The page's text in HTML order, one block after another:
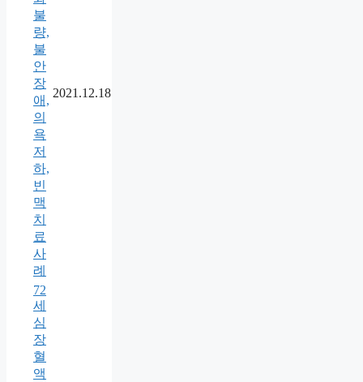
불
량,
불
안
장
애,
의
욕
저
하,
빈
맥
치
료
사
례
2021.12.18
72
세
심
장
혈
액